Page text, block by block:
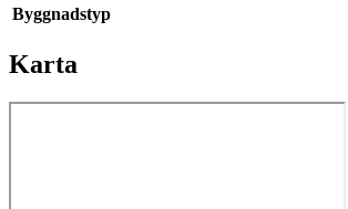
Byggnadstyp
Karta